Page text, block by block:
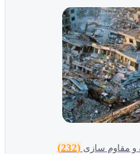
و مقاوم سازی (232)